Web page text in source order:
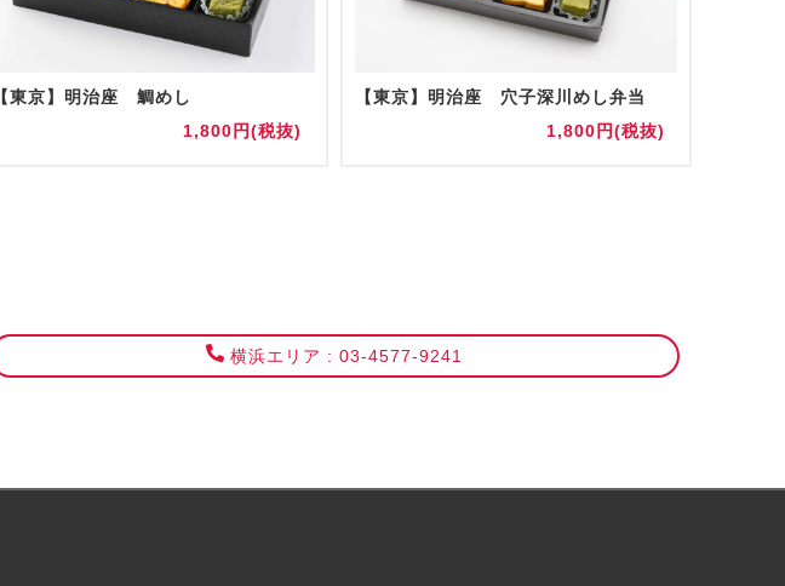
【東京】明治座 鯛めし
1,800円(税抜)
【東京】明治座 穴子深川めし弁当
1,800円(税抜)
横浜エリア : 03-4577-9241